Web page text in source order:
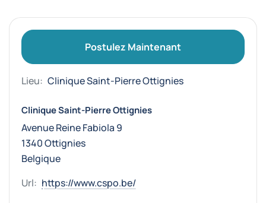
Postulez Maintenant
Lieu: Clinique Saint-Pierre Ottignies
Clinique Saint-Pierre Ottignies
Avenue Reine Fabiola 9
1340 Ottignies
Belgique
Url: https://www.cspo.be/